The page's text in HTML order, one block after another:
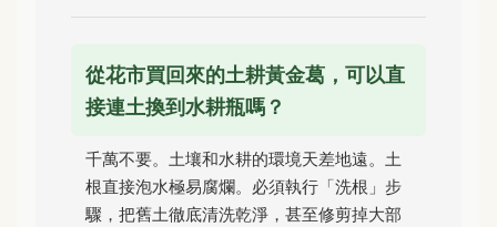
從花市買回來的土耕黃金葛，可以直
接連土換到水耕瓶嗎？
千萬不要。土壤和水耕的環境天差地遠。土
根直接泡水極易腐爛。必須執行「洗根」步
驟，把舊土徹底清洗乾淨，甚至修剪掉大部